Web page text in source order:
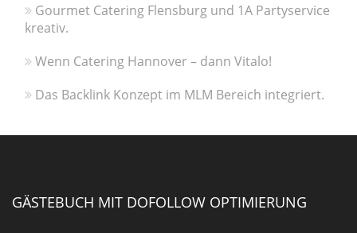
Gourmet Catering Flensburg und 1A Partyservice
kreativ.
Wenn Catering Hannover – dann Vitalo!
Das Backlink Konzept im MLM Bereich integriert.
GÄSTEBUCH MIT DOFOLLOW OPTIMIERUNG